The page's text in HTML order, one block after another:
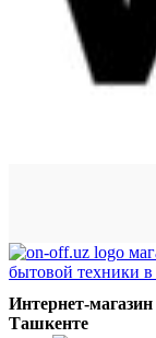
Интернет-
Ташкенте